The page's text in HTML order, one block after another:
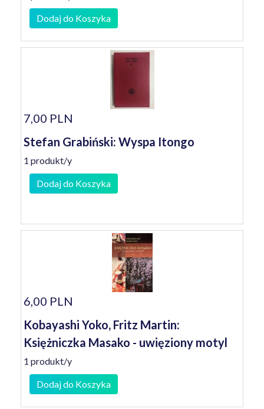
Dodaj do Koszyka
7,00 PLN
Stefan Grabiński: Wyspa Itongo
1 produkt/y
Dodaj do Koszyka
6,00 PLN
Kobayashi Yoko, Fritz Martin:
Księżniczka Masako - uwięziony motyl
1 produkt/y
Dodaj do Koszyka